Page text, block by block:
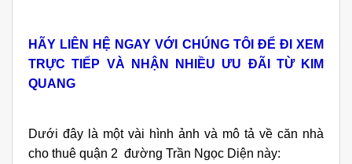
HÃY LIÊN HỆ NGAY VỚI CHÚNG TÔI ĐỂ ĐI XEM
TRỰC TIẾP VÀ NHẬN NHIỀU ƯU ĐÃI TỪ KIM
QUANG
Dưới đây là một vài hình ảnh và mô tả về căn nhà
cho thuê quận 2 đường Trần Ngọc Diện này: